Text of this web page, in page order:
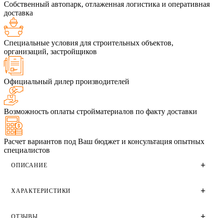
Собственный автопарк, отлаженная логистика и оперативная
доставка
Специальные условия для строительных объектов,
организаций, застройщиков
Официальный дилер производителей
Возможность оплаты стройматериалов по факту доставки
Расчет вариантов под Ваш бюджет и консультация опытных
специалистов
ОПИСАНИЕ
Газобетонные стеновые блоки ВКБлок размером
создания несущих стен и конструкций как в
ХАРАКТЕРИСТИКИ
ОТЗЫВЫ